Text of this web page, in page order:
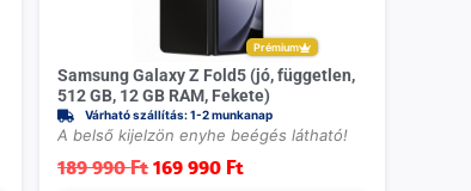
Prémium
Samsung Galaxy Z Fold5 (jó, független,
512 GB, 12 GB RAM, Fekete)
Várható szállítás: 1-2 munkanap
A belső kijelzön enyhe beégés látható!
189 990Ft169 990 Ft